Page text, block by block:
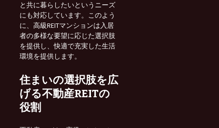
と共に暮らしたいというニーズ
にも対応しています。このよう
に、高級REITマンションは入居
者の多様な要望に応じた選択肢
を提供し、快適で充実した生活
環境を提供します。
住まいの選択肢を広
げる不動産REITの
役割